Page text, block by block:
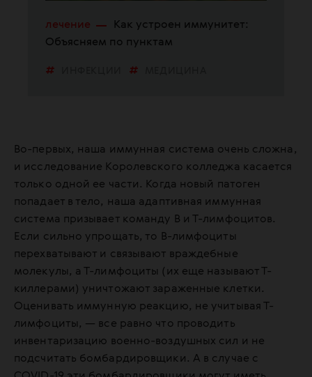
лечение
Как устроен иммунитет:
Объясняем по пунктам
Во-первых, наша иммунная система очень сложна,
и исследование Королевского колледжа касается
только одной ее части. Когда новый патоген
попадает в тело, наша адаптивная иммунная
система призывает команду B и Т-лимфоцитов.
Если сильно упрощать, то В-лимфоциты
перехватывают и связывают враждебные
молекулы, а Т-лимфоциты (их еще называют Т-
киллерами) уничтожают зараженные клетки.
Оценивать иммунную реакцию, не учитывая Т-
лимфоциты, — все равно что проводить
инвентаризацию военно-воздушных сил и не
подсчитать бомбардировщики. А в случае с